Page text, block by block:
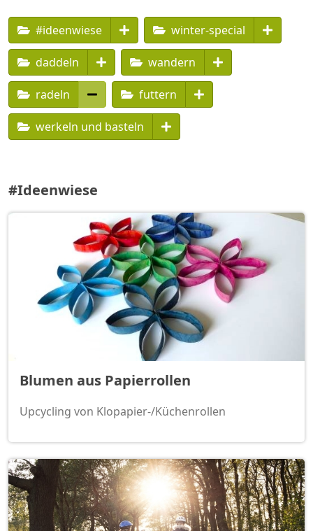
#ideenwiese winter-special
daddeln wandern
radeln futtern
werkeln und basteln
#Ideenwiese
Blumen aus Papierrollen
Upcycling von Klopapier-/Küchenrollen